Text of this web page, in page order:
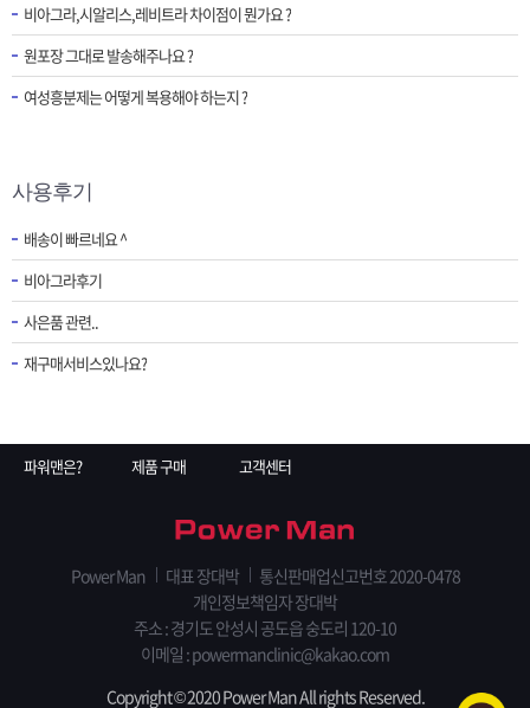
비아그라,시알리스,레비트라 차이점이 뭔가요 ?
원포장 그대로 발송해주나요 ?
여성흥분제는 어떻게 복용해야 하는지 ?
사용후기
배송이 빠르네요 ^
비아그라후기
사은품 관련..
재구매서비스있나요?
파워맨은? 제품 구매 고객센터
Power Man 대표 장대박
통신판매업신고번호 2020-0478
개인정보책임자 장대박
주소 : 경기도 안성시 공도읍 숭도리 120-10
이메일 : powermanclinic@kakao.com
Copyright © 2020 Power Man All rights Reserved.